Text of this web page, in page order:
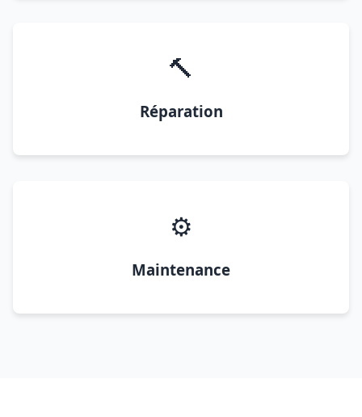
🔨
Réparation
⚙️
Maintenance